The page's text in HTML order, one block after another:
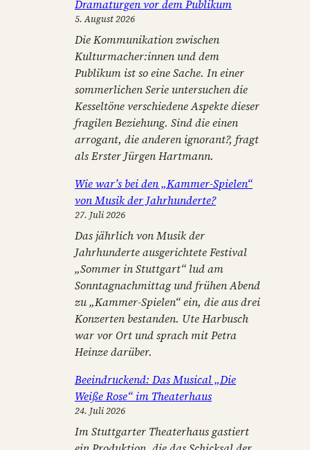
Dramaturgen vor dem Publikum
5. August 2026
Die Kommunikation zwischen
Kulturmacher:innen und dem
Publikum ist so eine Sache. In einer
sommerlichen Serie untersuchen die
Kesseltöne verschiedene Aspekte dieser
fragilen Beziehung. Sind die einen
arrogant, die anderen ignorant?, fragt
als Erster Jürgen Hartmann.
Wie war’s bei den „Kammer-Spielen“
von Musik der Jahrhunderte?
27. Juli 2026
Das jährlich von Musik der
Jahrhunderte ausgerichtete Festival
„Sommer in Stuttgart“ lud am
Sonntagnachmittag und frühen Abend
zu „Kammer-Spielen“ ein, die aus drei
Konzerten bestanden. Ute Harbusch
war vor Ort und sprach mit Petra
Heinze darüber.
Beeindruckend: Das Musical „Die
Weiße Rose“ im Theaterhaus
24. Juli 2026
Im Stuttgarter Theaterhaus gastiert